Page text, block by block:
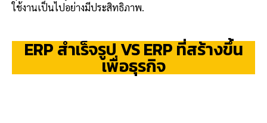
ใช้งานเป็นไปอย่างมีประสิทธิภาพ.
ERP สำเร็จรูป VS ERP ที่สร้างขึ้น
เพื่อธุรกิจ